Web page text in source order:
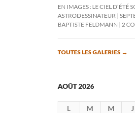
EN IMAGES : LE CIEL D’ÉTÉ
ASTRODESSINATEUR
BAPTISTE FELDMANN
2
TOUTES LES GALERIES →
AOÛT 2026
L M M J